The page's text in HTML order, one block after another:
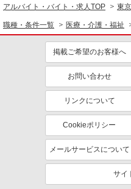
同じ職種から求人を探す
医療・
介護職・ヘルパー
同じ特徴から求人を探す
未経験歓迎
ボーナス・賞与あり
産休・育休取得実績あり
アルバイト・バイト・求人TOP 東
職種・条件一覧 医療・介護・福祉
掲載ご希望のお客様へ
お問い合わせ
リンクについて
Cookieポリシー
メールサービスについて
サイ